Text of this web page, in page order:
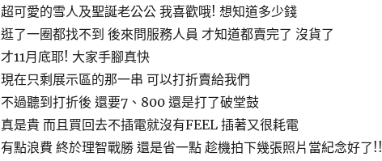
超可愛的雪人及聖誕老公公 我喜歡哦! 想知道多少錢
逛了一圈都找不到 後來問服務人員 才知道都賣完了 沒貨了
才11月底耶! 大家手腳真快
現在只剩展示區的那一串 可以打折賣給我們
不過聽到打折後 還要7、800 還是打了破堂鼓
真是貴 而且買回去不插電就沒有FEEL 插著又很耗電
有點浪費 終於理智戰勝 還是省一點 趁機拍下幾張照片當紀念好了!!